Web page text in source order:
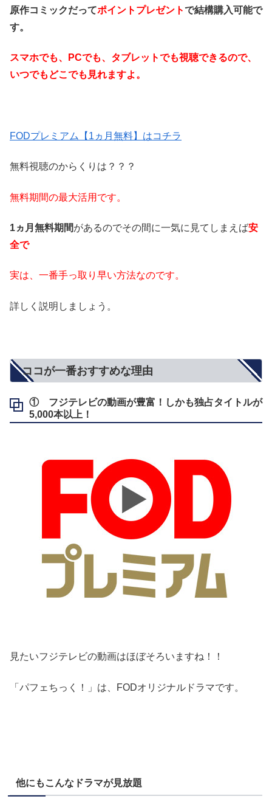
原作コミックだってポイントプレゼントで結構購入可能で
す。
スマホでも、PCでも、タブレットでも視聴できるので、
いつでもどこでも見れますよ。
FODプレミアム【1ヵ月無料】はコチラ
無料視聴のからくりは？？？
無料期間の最大活用です。
1ヵ月 無料期間があるのでその間に一気に見てしまえば安
全で
実は、一番手っ取り早い方法なのです。
詳しく説明しましょう。
ココが一番おすすめな理由
① フジテレビの動画が豊富！しかも独占タイトルが
5,000本以上！
見たいフジテレビの動画はほぼそろいますね！！
「パフェちっく！」は、FODオリジナルドラマです。
他にもこんなドラマが見放題